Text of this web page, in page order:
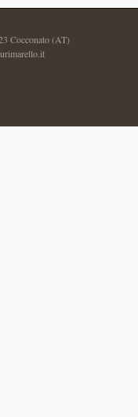
Cocconato (AT)